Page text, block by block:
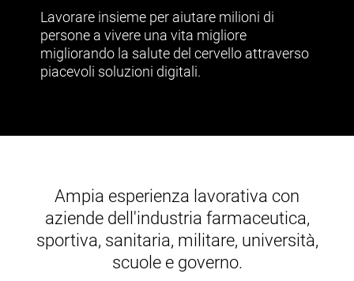
Lavorare insieme per aiutare milioni di
persone a vivere una vita migliore
migliorando la salute del cervello attraverso
piacevoli soluzioni digitali.
Ampia esperienza lavorativa con
aziende dell'industria farmaceutica,
sportiva, sanitaria, militare, università,
scuole e governo.